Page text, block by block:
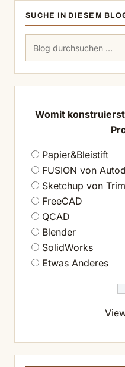
SUCHE IN DIESEM
Suchen
Womit
Papier&Bleistift
FUSION von
Sketchup von
FreeCAD
QCAD
Blender
SolidWorks
Etwas Anderes